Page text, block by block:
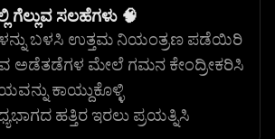
ಗೆಲ್ಲುವ ಸಲಹೆಗಳು 🧠
ಬಳಸಿ ಉತ್ತಮ ನಿಯಂತ್ರಣ ಪಡೆಯಿರಿ
ಅಡೆತಡೆಗಳ ಮೇಲೆ ಗಮನ ಕೇಂದ್ರೀಕರಿಸಿ
ಕಾಯ್ದುಕೊಳ್ಳಿ
ಹತ್ತಿರ ಇರಲು ಪ್ರಯತ್ನಿಸಿ